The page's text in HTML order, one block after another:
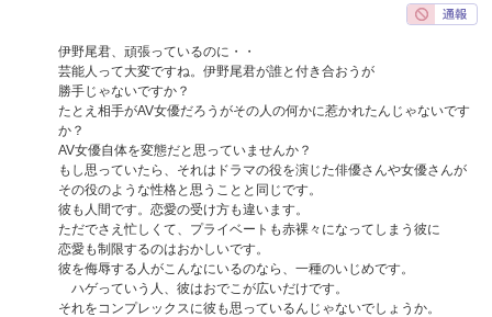
伊野尾君、頑張っているのに・・
芸能人って大変ですね。伊野尾君が誰と付き合おうが
勝手じゃないですか？
たとえ相手がAV女優だろうがその人の何かに惹かれたんじゃないです
か？
AV女優自体を変態だと思っていませんか？
もし思っていたら、それはドラマの役を演じた俳優さんや女優さんが
その役のような性格と思うことと同じです。
彼も人間です。恋愛の受け方も違います。
ただでさえ忙しくて、プライベートも赤裸々になってしまう彼に
恋愛も制限するのはおかしいです。
彼を侮辱する人がこんなにいるのなら、一種のいじめです。
ハゲっていう人、彼はおでこが広いだけです。
それをコンプレックスに彼も思っているんじゃないでしょうか。